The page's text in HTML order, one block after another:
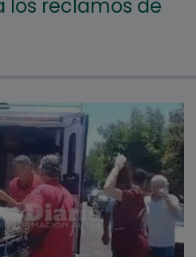
los reclamos de